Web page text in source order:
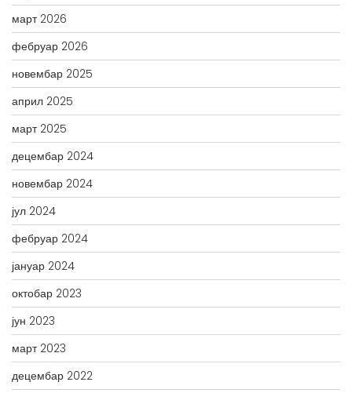
март 2026
фебруар 2026
новембар 2025
април 2025
март 2025
децембар 2024
новембар 2024
јул 2024
фебруар 2024
јануар 2024
октобар 2023
јун 2023
март 2023
децембар 2022